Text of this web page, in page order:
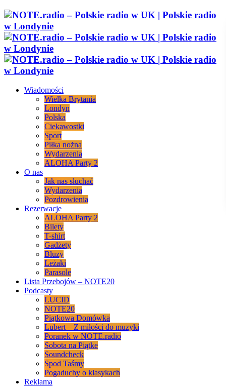
Wiadomości
Wielka Brytania
Londyn
Polska
Ciekawostki
Sport
Piłka nożna
Wydarzenia
ALOHA Party 2
O nas
Jak nas słuchać
Wydarzenia
Pozdrowienia
Rezerwacje
ALOHA Party 2
Bilety
T-shirt
Gadżety
Bluzy
Leżaki
Parasole
Lista Przebojów – NOTE20
Podcasty
LUCID
NOTE20
Piątkowa Domówka
Lubert – Z miłości do muzyki
Poranek w NOTE.radio
Sobota na Piątke
Soundcheck
Spod Taśmy
Pogaduchy o klasykach
Reklama